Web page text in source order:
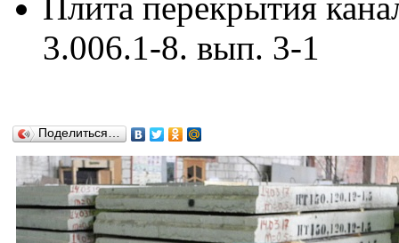
3.006.1-8. вып. 3-1
Поделиться…